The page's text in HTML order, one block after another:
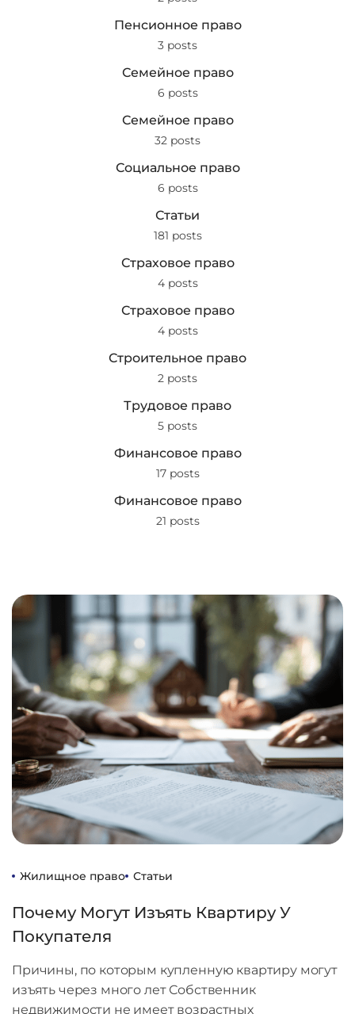
Пенсионное право
3 posts
Семейное право
6 posts
Семейное право
32 posts
Социальное право
6 posts
Статьи
181 posts
Страховое право
4 posts
Страховое право
4 posts
Строительное право
2 posts
Трудовое право
5 posts
Финансовое право
17 posts
Финансовое право
21 posts
Жилищное право Статьи
Почему Могут Изъять Квартиру У
Покупателя
Причины, по которым купленную квартиру могут
изъять через много лет Собственник
недвижимости не имеет возрастных